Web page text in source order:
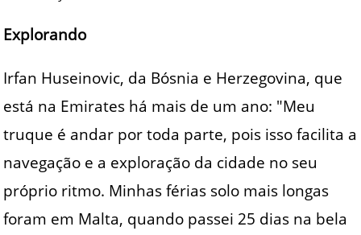
Explorando
Irfan Huseinovic, da Bósnia e Herzegovina, que
está na Emirates há mais de um ano: "Meu
truque é andar por toda parte, pois isso facilita a
navegação e a exploração da cidade no seu
próprio ritmo. Minhas férias solo mais longas
foram em Malta, quando passei 25 dias na bela